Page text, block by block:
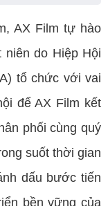
AX Film tự hào
niên do Hiệp Hội
tổ chức với vai
để AX Film kết
phối cùng quý
suốt thời gian
dấu bước tiến
bền vững của